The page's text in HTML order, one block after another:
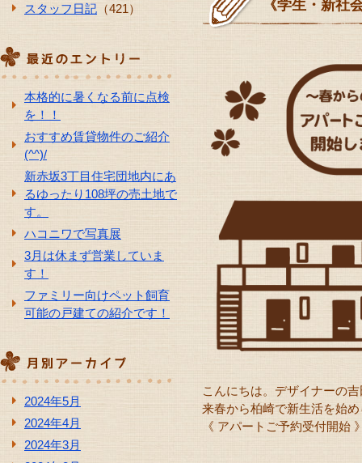
スタッフ日記 （421）
本格的に暑くなる前に点検
を！！
おすすめ賃貸物件のご紹介
(^^)/
新赤坂3丁目住宅団地内にあ
るゆったり108坪の売土地で
す。
ハコニワで写真展
3月は休まず営業していま
す！
ファミリー向けペット飼育
可能の戸建ての紹介です！
2024年5月
2024年4月
2024年3月
《学生・新社
こんにちは。デザイナーの
来春から柏崎で新生活を始
《 アパートご予約受付開始